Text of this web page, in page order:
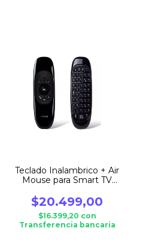
Teclado Inalambrico + Air
Mouse para Smart TV
$20.499,00
$16.399,20 con
Transferencia bancaria